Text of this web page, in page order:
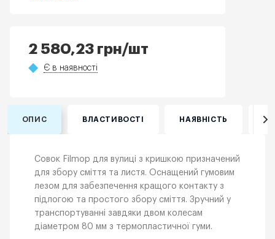
2 580,23 грн/шт
Є в наявності
ОПИС ВЛАСТИВОСТІ НАЯВНІСТЬ
Совок Filmop для вулиці з кришкою призначений
для збору сміття та листя. Оснащений гумовим
лезом для забезпечення кращого контакту з
підлогою та простого збору сміття. Зручний у
транспортуванні завдяки двом колесам
діаметром 80 мм з термопластичної гуми.